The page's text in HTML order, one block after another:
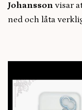
Johansson visar
ned och låta